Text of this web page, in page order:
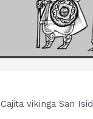
Cajita vikinga San